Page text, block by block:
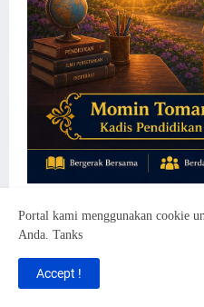
Portal kami menggunakan cookie
Anda. Tanks
Accept !